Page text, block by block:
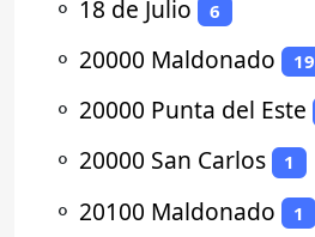
⚬ 18 de Julio 6
⚬ 20000 Maldonado 19
⚬ 20000 Punta del Este
⚬ 20000 San Carlos 1
⚬ 20100 Maldonado 1